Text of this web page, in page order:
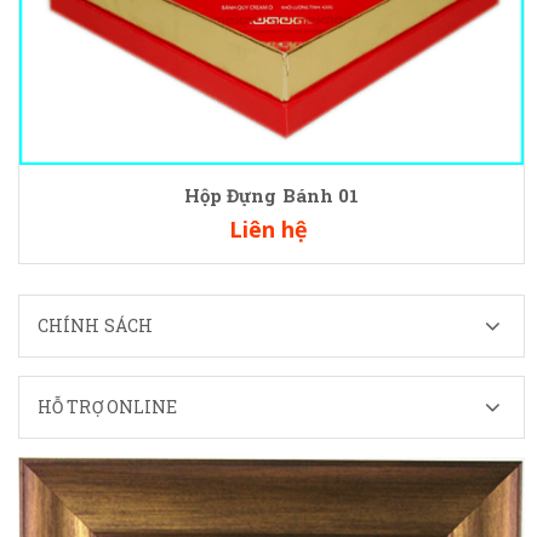
Hộp Đựng Bánh 01
Liên hệ
CHÍNH SÁCH
HỖ TRỢ ONLINE